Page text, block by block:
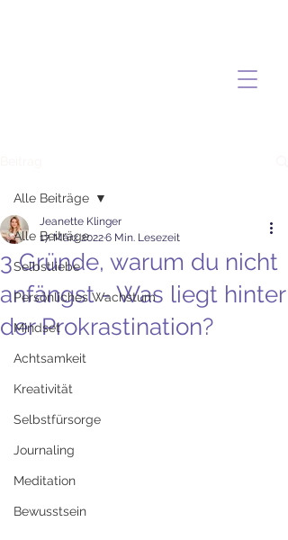
Alle Beiträge
Selbstliebe
Persönliches Wachstum
Mindset
Achtsamkeit
Kreativität
Selbstfürsorge
Journaling
Meditation
Bewusstsein
Alle Beiträge
3 Gründe, warum du nicht
anfängst - Was liegt hinter
der Prokrastination?
Jeanette Klinger
17. März 20226 Min. Lesezeit